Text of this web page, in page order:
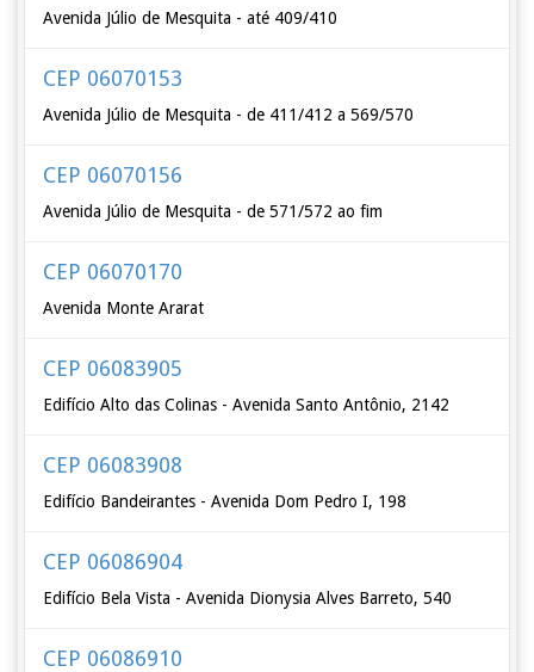
Avenida Júlio de Mesquita - até 409/410
CEP 06070153
Avenida Júlio de Mesquita - de 411/412 a 569/570
CEP 06070156
Avenida Júlio de Mesquita - de 571/572 ao fim
CEP 06070170
Avenida Monte Ararat
CEP 06083905
Edifício Alto das Colinas - Avenida Santo Antônio, 2142
CEP 06083908
Edifício Bandeirantes - Avenida Dom Pedro I, 198
CEP 06086904
Edifício Bela Vista - Avenida Dionysia Alves Barreto, 540
CEP 06086910